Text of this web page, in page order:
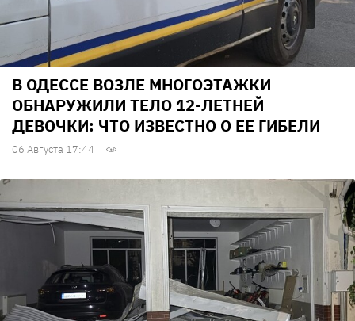
В ОДЕССЕ ВОЗЛЕ МНОГОЭТАЖКИ
ОБНАРУЖИЛИ ТЕЛО 12-ЛЕТНЕЙ
ДЕВОЧКИ: ЧТО ИЗВЕСТНО О ЕЕ ГИБЕЛИ
06 Августа 17:44